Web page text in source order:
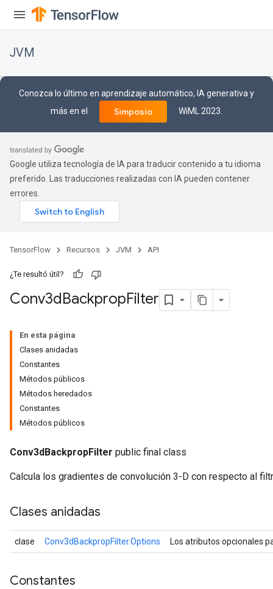
JVM
Conozca lo último en aprendizaje automático, IA generativa y
más en el
Simposio WiML 2023.
Google utiliza tecnología de IA para traducir contenido a tu idioma
preferido. Las traducciones realizadas con IA pueden contener
errores.
TensorFlow Recursos JVM API
¿Te resultó útil?
Conv3dBackpropFilter
En esta página
Clases anidadas
Constantes
Métodos públicos
Métodos heredados
Constantes
Métodos públicos
Conv3dBackpropFilter public final class
Calcula los gradientes de convolución 3-D con respecto al
Clases anidadas
clase Conv3dBackpropFilter.Options Los atributos opcionales
Constantes